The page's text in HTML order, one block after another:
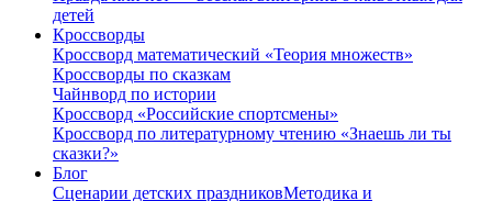
детей
Кроссворды
Кроссворд математический «Теория множеств»
Кроссворды по сказкам
Чайнворд по истории
Кроссворд «Российские спортсмены»
Кроссворд по литературному чтению «Знаешь ли ты
сказки?»
Блог
Сценарии детских праздниковМетодика и